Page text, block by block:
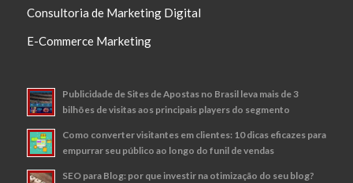
Consultoria de Marketing Digital
E-Commerce Marketing
Publicidade de Sites de Apostas no Brasil leva mais de 3
bilhões de visitas aos principais players do segmento
Como converter visitantes em clientes: 10 dicas eficazes para
empurrar seu público ao longo do funil de vendas
SEO para Blog: por que investir na otimização do seu blog?